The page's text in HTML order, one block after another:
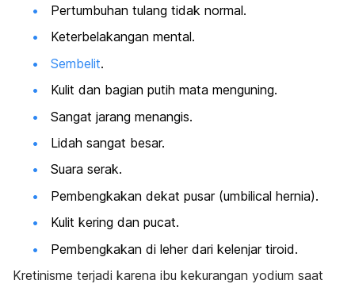
Pertumbuhan tulang tidak normal.
Keterbelakangan mental.
Sembelit.
Kulit dan bagian putih mata menguning.
Sangat jarang menangis.
Lidah sangat besar.
Suara serak.
Pembengkakan dekat pusar (umbilical hernia).
Kulit kering dan pucat.
Pembengkakan di leher dari kelenjar tiroid.
Kretinisme terjadi karena ibu kekurangan yodium saat